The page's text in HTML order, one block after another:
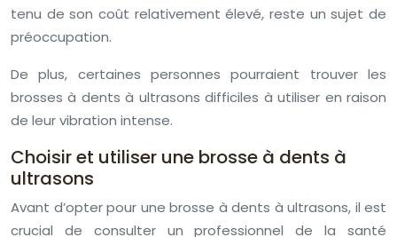
tenu de son coût relativement élevé, reste un sujet de
préoccupation.
De plus, certaines personnes pourraient trouver les
brosses à dents à ultrasons difficiles à utiliser en raison
de leur vibration intense.
Choisir et utiliser une brosse à dents à
ultrasons
Avant d’opter pour une brosse à dents à ultrasons, il est
crucial de consulter un professionnel de la santé